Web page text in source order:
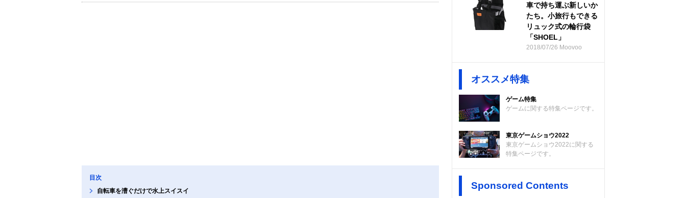
目次
自転車を漕ぐだけで水上スイスイ
車で持ち運ぶ新しいか
たち。小旅行もできる
リュック式の輪行袋
「SHOEL」
2018/07/26 Moovoo
オススメ特集
ゲーム特集
ゲームに関する特集ページです。
東京ゲームショウ2022
東京ゲームショウ2022に関する
特集ページです。
Sponsored Contents